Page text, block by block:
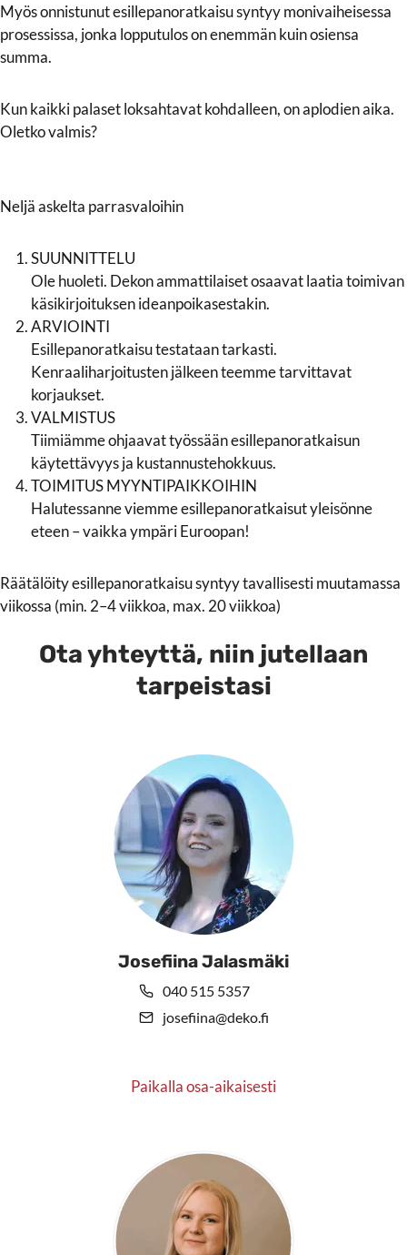
Myös onnistunut esillepanoratkaisu syntyy monivaiheisessa
prosessissa, jonka lopputulos on enemmän kuin osiensa
summa.
Kun kaikki palaset loksahtavat kohdalleen, on aplodien aika.
Oletko valmis?
Neljä askelta parrasvaloihin
SUUNNITTELU
Ole huoleti. Dekon ammattilaiset osaavat laatia toimivan
käsikirjoituksen ideanpoikasestakin.
ARVIOINTI
Esillepanoratkaisu testataan tarkasti.
Kenraaliharjoitusten jälkeen teemme tarvittavat
korjaukset.
VALMISTUS
Tiimiämme ohjaavat työssään esillepanoratkaisun
käytettävyys ja kustannustehokkuus.
TOIMITUS MYYNTIPAIKKOIHIN
Halutessanne viemme esillepanoratkaisut yleisönne
eteen – vaikka ympäri Euroopan!
Räätälöity esillepanoratkaisu syntyy tavallisesti muutamassa
viikossa (min. 2–4 viikkoa, max. 20 viikkoa)
Ota yhteyttä, niin jutellaan
tarpeistasi
Josefiina Jalasmäki
040 515 5357
josefiina@deko.fi
Paikalla osa-aikaisesti